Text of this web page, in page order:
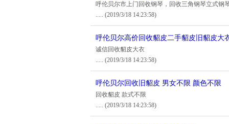
呼伦贝尔市上门回收钢琴，回收三角钢琴立式钢
..... (2019/3/18 14:23:58)
呼伦贝尔高价回收貂皮二手貂皮旧貂皮大
诚信回收貂皮大衣
..... (2019/3/18 14:23:58)
呼伦贝尔回收旧貂皮 男女不限 颜色不限
回收貂皮 款式不限
..... (2019/3/18 14:23:58)